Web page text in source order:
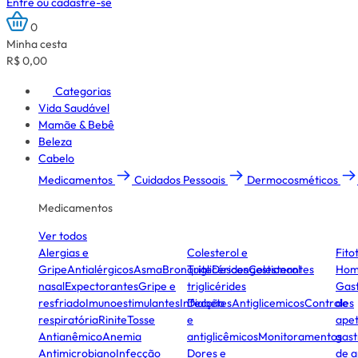
0
Minha cesta
R$ 0,00
Categorias
Vida Saudável
Mamãe & Bebê
Beleza
Cabelo
Medicamentos
Cuidados Pessoais Dermocosméticos
Medicamentos
Ver todos
Alergias e
GripeAntialérgicosAsmaBronquiteDescongestionantes
nasalExpectorantesGripe e
resfriadoImunoestimulantesInfecção
respiratóriaRiniteTosse
AntianêmicoAnemia
AntimicrobianoInfecção
Colesterol e
TriglicéridesColesterol
triglicérides
DiabetesAntiglicemicosControles
e
antiglicêmicosMonitoramentos
Dores e
de
de